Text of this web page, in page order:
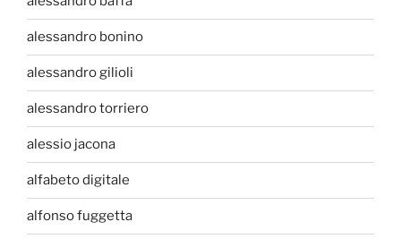
alessandro bonino
alessandro gilioli
alessandro torriero
alessio jacona
alfabeto digitale
alfonso fuggetta